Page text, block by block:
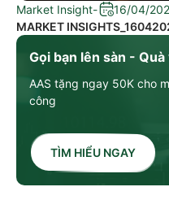
Gọi bạn lên sàn -
AAS tặng ngay 50K cho
công
TÌM HIỂU NGAY
Market Insight-
16/04/
MARKET